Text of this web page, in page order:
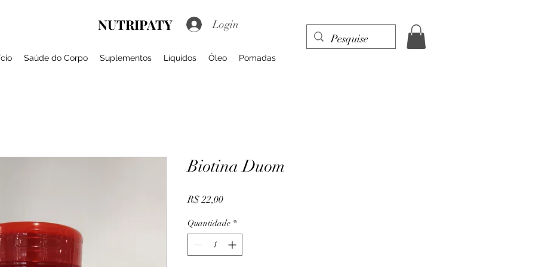
NUTRIPATY Login
Saúde do Corpo Suplementos Líquidos Óleo Pomadas
Biotina Duom
R$ 22,00Preço
Quantidade *